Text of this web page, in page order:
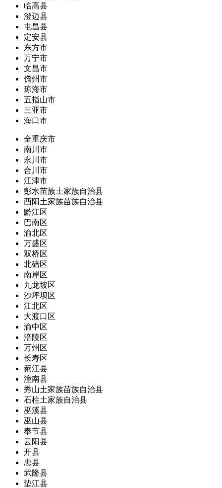
临高县
澄迈县
屯昌县
定安县
东方市
万宁市
文昌市
儋州市
琼海市
五指山市
三亚市
海口市
全重庆市
南川市
永川市
合川市
江津市
彭水苗族土家族自治县
酉阳土家族苗族自治县
黔江区
巴南区
渝北区
万盛区
双桥区
北碚区
南岸区
九龙坡区
沙坪坝区
江北区
大渡口区
渝中区
涪陵区
万州区
长寿区
綦江县
潼南县
秀山土家族苗族自治县
石柱土家族自治县
巫溪县
巫山县
奉节县
云阳县
开县
忠县
武隆县
垫江县